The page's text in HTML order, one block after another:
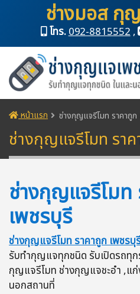
ช่างมอส กุ
โทร.092-8815552,
หน้าแรก ช่างกุญแจรีโมท ราคาถูก
ช่างกุญแจรีโมท รา
ช่างกุญแจรีโมท
เพชรบุรี
ช่างกุญแจรีโมท ราคาถูก เพชรบุ
รับทำกุญแจทุกชนิด รับเปิดรถทุ
กุญแจรีโมท ช่างกุญแจชะอำ ,แก่
นอกสถานที่